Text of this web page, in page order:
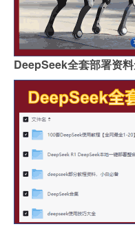
DeepSeek全套部署资